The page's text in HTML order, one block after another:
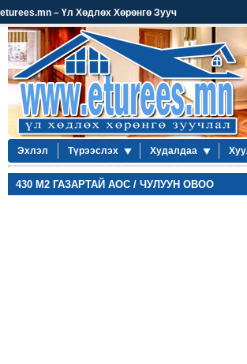
eturees.mn – Үл Хөдлөх Хөрөнгө Зууч
Эхлэл Түрээслэх Худалдаа
430 М2 ГАЗАРТАЙ АОС / ЧУЛУУН ОВОО